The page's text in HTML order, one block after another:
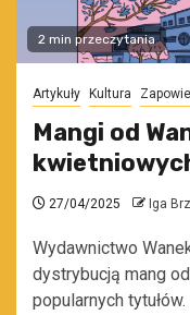
2 min przeczytania
Artykuły Kultura
Mangi od
27/04/2025 Iga
Wydawnictwo
dystrybucją mang
popularnych